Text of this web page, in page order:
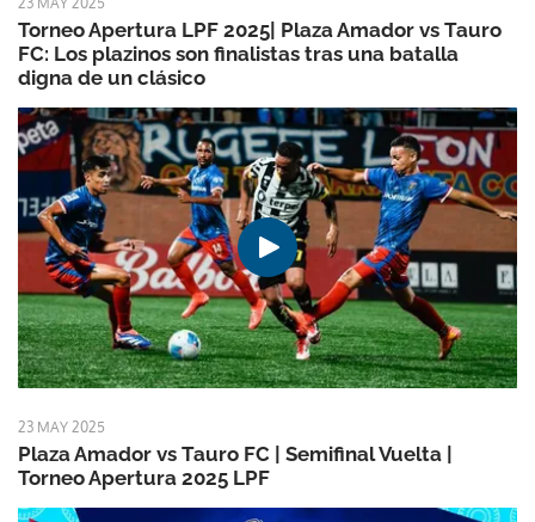
Torneo Apertura LPF 2025| Plaza Amador vs Tauro
FC: Los plazinos son finalistas tras una batalla
digna de un clásico
23 MAY 2025
Plaza Amador vs Tauro FC | Semifinal Vuelta |
Torneo Apertura 2025 LPF